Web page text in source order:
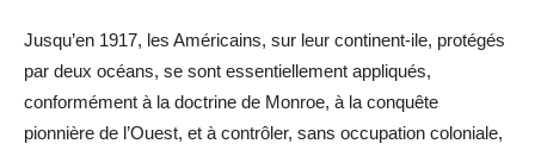
Jusqu’en 1917, les Américains, sur leur continent-ile, protégés
par deux océans, se sont essentiellement appliqués,
conformément à la doctrine de Monroe, à la conquête
pionnière de l’Ouest, et à contrôler, sans occupation coloniale,